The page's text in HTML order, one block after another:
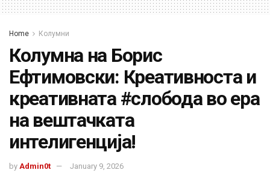
Home Колумни
Колумна на Борис
Ефтимовски: Креативноста и
креативната #слобода во ера
на вештачката
интелигенција!
by Admin0t January 9, 2026